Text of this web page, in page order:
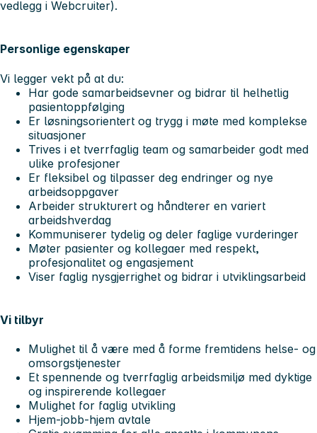
vedlegg i Webcruiter).
Personlige egenskaper
Vi legger vekt på at du:
Har gode samarbeidsevner og bidrar til helhetlig
pasientoppfølging
Er løsningsorientert og trygg i møte med komplekse
situasjoner
Trives i et tverrfaglig team og samarbeider godt med
ulike profesjoner
Er fleksibel og tilpasser deg endringer og nye
arbeidsoppgaver
Arbeider strukturert og håndterer en variert
arbeidshverdag
Kommuniserer tydelig og deler faglige vurderinger
Møter pasienter og kollegaer med respekt,
profesjonalitet og engasjement
Viser faglig nysgjerrighet og bidrar i utviklingsarbeid
Vi tilbyr
Mulighet til å være med å forme fremtidens helse- og
omsorgstjenester
Et spennende og tverrfaglig arbeidsmiljø med dyktige
og inspirerende kollegaer
Mulighet for faglig utvikling
Hjem-jobb-hjem avtale